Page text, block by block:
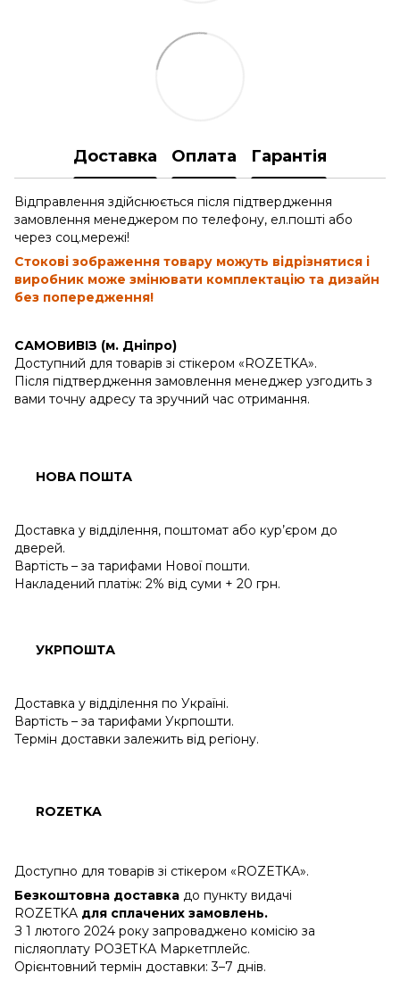
Доставка Оплата Гарантія
Відправлення здійснюється після підтвердження
замовлення менеджером по телефону, ел.пошті або
через соц.мережі!
Стокові зображення товару можуть відрізнятися і
виробник може змінювати комплектацію та дизайн
без попередження!
САМОВИВІЗ (м. Дніпро)
Доступний для товарів зі стікером «ROZETKA».
Після підтвердження замовлення менеджер узгодить з
вами точну адресу та зручний час отримання.
НОВА ПОШТА
Доставка у відділення, поштомат або кур’єром до
дверей.
Вартість – за тарифами Нової пошти.
Накладений платіж: 2% від суми + 20 грн.
УКРПОШТА
Доставка у відділення по Україні.
Вартість – за тарифами Укрпошти.
Термін доставки залежить від регіону.
ROZETKA
Доступно для товарів зі стікером «ROZETKA».
Безкоштовна доставка до пункту видачі
ROZETKA для сплачених замовлень.
З 1 лютого 2024 року запроваджено комісію за
післяоплату РОЗЕТКА Маркетплейс.
Орієнтовний термін доставки: 3–7 днів.